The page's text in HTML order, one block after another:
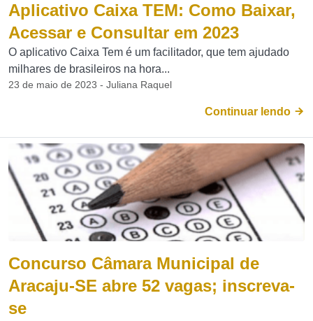
Aplicativo Caixa TEM: Como Baixar,
Acessar e Consultar em 2023
O aplicativo Caixa Tem é um facilitador, que tem ajudado
milhares de brasileiros na hora...
23 de maio de 2023 - Juliana Raquel
Continuar lendo
Concurso Câmara Municipal de
Aracaju-SE abre 52 vagas; inscreva-
se